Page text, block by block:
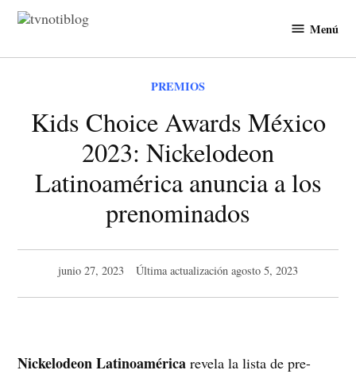
Saltar
contenido
Menú
PUBLICADO
PREMIOS
Kids Choice Awards México
2023: Nickelodeon
Latinoamérica anuncia a los
prenominados
junio 27, 2023 Última actualización agosto 5, 2023
Nickelodeon Latinoamérica revela la lista de pre-